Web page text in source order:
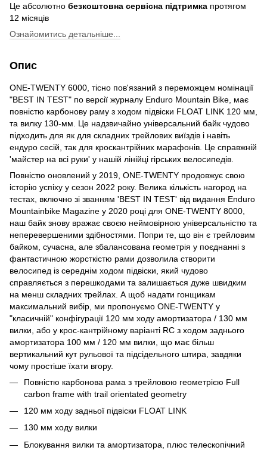
Це абсолютно безкоштовна сервісна підтримка протягом
12 місяців
Ознайомитись детальніше...
Опис
ONE-TWENTY 6000, тісно пов'язаний з переможцем номінації
"BEST IN TEST" по версії журналу Enduro Mountain Bike, має
повністю карбонову раму з ходом підвіски FLOAT LINK 120 мм,
та вилку 130-мм. Це надзвичайно універсальний байк чудово
підходить для як для складних трейлових виїздів і навіть
ендуро сесій, так для кроскантрійних марафонів. Це справжній
'майстер на всі руки' у нашій лінійці гірських велосипедів.
Повністю оновлений у 2019, ONE-TWENTY продовжує свою
історію успіху у сезон 2022 року. Велика кількість нагород на
тестах, включно зі званням 'BEST IN TEST' від видання Enduro
Mountainbike Magazine у 2020 році для ONE-TWENTY 8000,
наш байк знову вражає своєю неймовірною універсальністю та
неперевершеними здібностями. Попри те, що він є трейловим
байком, сучасна, але збалансована геометрія у поєднанні з
фантастичною жорсткістю рами дозволила створити
велосипед із середнім ходом підвіски, який чудово
справляється з перешкодами та залишається дуже швидким
на менш складних трейлах. А щоб надати гонщикам
максимальний вибір, ми пропонуємо ONE-TWENTY у
"класичній" конфігурації 120 мм ходу амортизатора / 130 мм
вилки, або у крос-кантрійному варіанті RC з ходом заднього
амортизатора 100 мм / 120 мм вилки, що має більш
вертикальний кут рульової та підсідельного штира, завдяки
чому простіше їхати вгору.
Повністю карбонова рама з трейловою геометрією Full
carbon frame with trail orientated geometry
120 мм ходу задньої підвіски FLOAT LINK
130 мм ходу вилки
Блокування вилки та амортизатора, плюс телескопічний